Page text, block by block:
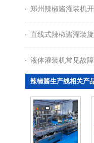
郑州辣椒酱灌装机
直线式辣椒酱灌装
液体灌装机常见故
辣椒酱生产线相关产